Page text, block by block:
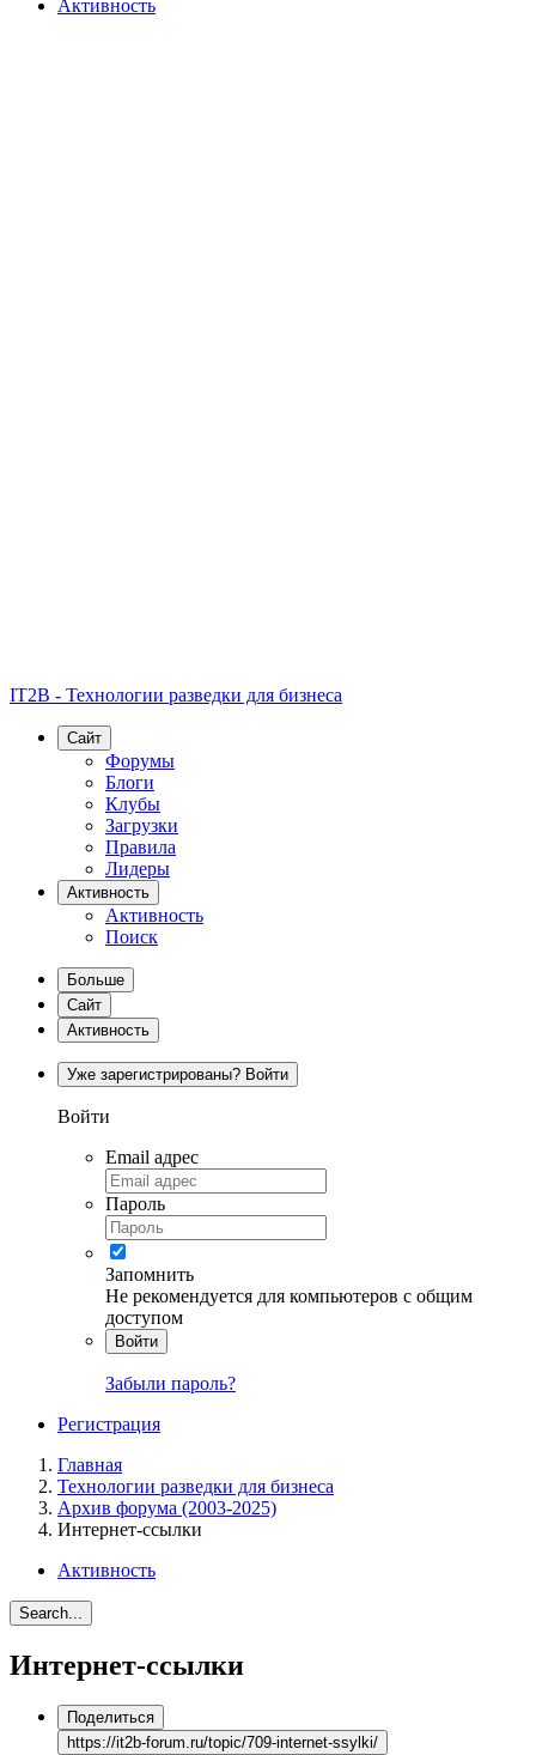
Активность
IT2B - Технологии разведки для бизнеса
Сайт
Форумы
Блоги
Клубы
Загрузки
Правила
Лидеры
Активность
Активность
Поиск
Больше
Сайт
Активность
Уже зарегистрированы? Войти
Войти
Email адрес
Пароль
Запомнить
Не рекомендуется для компьютеров с общим
доступом
Войти
Забыли пароль?
Регистрация
Главная
Технологии разведки для бизнеса
Архив форума (2003-2025)
Интернет-ссылки
Активность
Search...
Интернет-ссылки
Поделиться
https://it2b-forum.ru/topic/709-internet-ssylki/